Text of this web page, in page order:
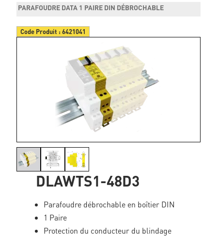
PARAFOUDRE DATA 1 PAIRE DIN DÉBROCHABLE
Code Produit :6421041
DLAWTS1-48D3
Parafoudre débrochable en boîtier DIN
1 Paire
Protection du conducteur du blindage